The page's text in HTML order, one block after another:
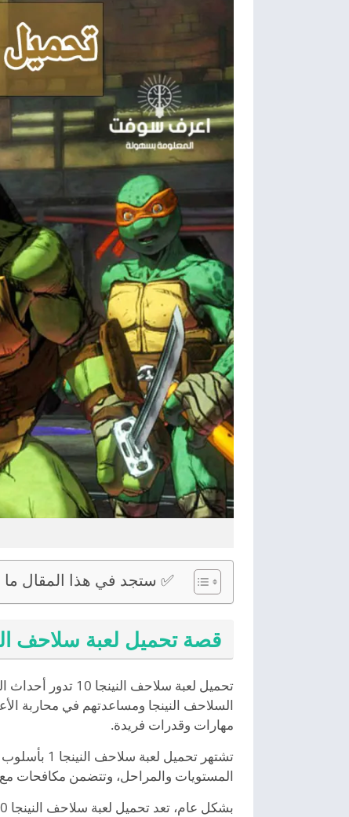
✅ ستجد في هذا المقال ما
قصة تحميل لعبة سلاحف
تحميل لعبة
السلاحف النينجا ومساعدتهم في محاربة
مهارات وقدرات فريدة.
تشتهر
المستويات والمراحل، وتتضمن مكافحات مع